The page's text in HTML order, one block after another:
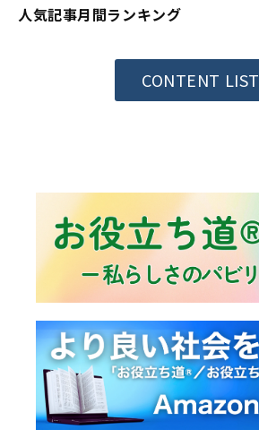
人気記事月間ランキング
CONTENT LIST